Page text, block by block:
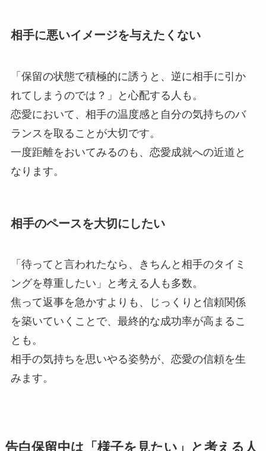
相手に悪いイメージを与えたくない
「保留の状態で積極的に誘うと、逆に相手に引か
れてしまうのでは？」と心配する人も。
恋愛において、相手の温度感と自分の気持ちのバ
ランスを取ることが大切です。
一度距離をおいてみるのも、恋愛成就への近道と
なります。
相手のペースを大切にしたい
「待ってと言われたなら、きちんと相手のタイミ
ングを尊重したい」と考える人も多数。
焦って返事を急かすよりも、じっくりと信頼関係
を築いていくことで、最終的な成功率が高まるこ
とも。
相手の気持ちを思いやる姿勢が、恋愛の信頼を生
みます。
告白保留中は「様子を見たい」と考える人